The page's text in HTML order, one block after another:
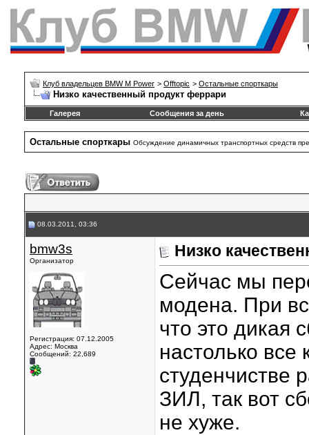
Клуб владельцев BMW M Power > Offtopic > Остальные спорткары
Низко качественный продукт феррари
Галерея Сообщения за день
Остальные спорткары Обсуждение динамичных транспортных средств
08.03.2011, 03:36
bmw3s
Организатор
Регистрация: 07.12.2005
Адрес: Москва
Сообщений: 22,689
Низко
Сейчас мы
модена. При
что это дикая
настолько
студенчистве
ЗИЛ, так вот
не хуже.